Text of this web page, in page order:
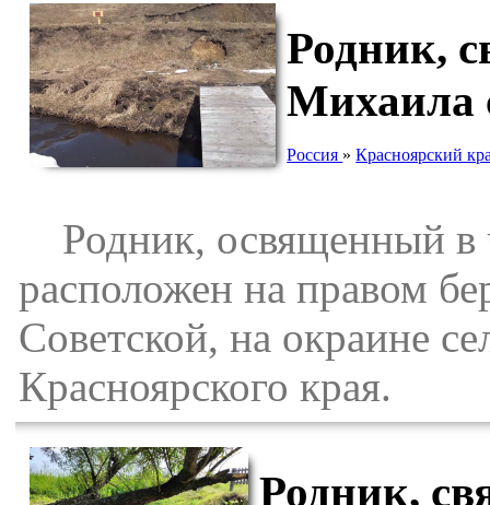
Родник,
Михаила
Россия »Красноярский
Родник, освященный в
расположен на правом
Советской, на окраине
Красноярского края.
Родник,